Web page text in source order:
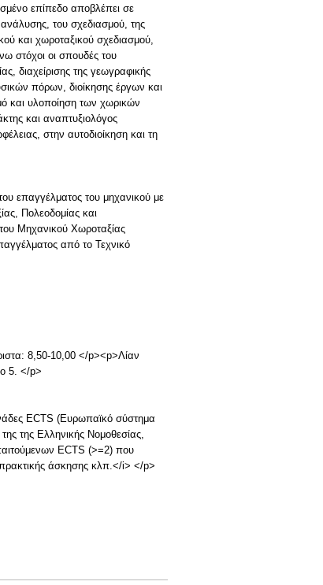
επίπεδο αποβλέπει σε
του σχεδιασμού, της
και χωροταξικού σχεδιασμού,
στόχοι οι σπουδές του
διαχείρισης της γεωγραφικής
πόρων, διοίκησης έργων και
και υλοποίηση των χωρικών
και αναπτυξιολόγος
στην αυτοδιοίκηση και τη
επαγγέλματος του μηχανικού με
Πολεοδομίας και
Μηχανικού Χωροταξίας
από το Τεχνικό
8,50-10,00 </p><p>Λίαν
5. </p>
ECTS (Ευρωπαϊκό σύστημα
της Ελληνικής Νομοθεσίας,
ECTS (>=2) που
πρακτικής άσκησης κλπ.</i> </p>